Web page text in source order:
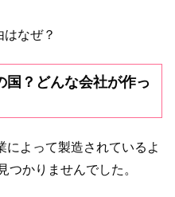
なぜ？
？どんな会社が作っ
によって製造されているよ
つかりませんでした。